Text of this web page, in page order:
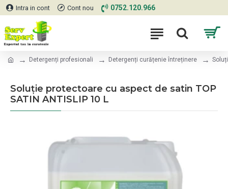
Intra in cont Cont nou 0752.120.966
Detergenți profesionali Detergenți curățenie întreținere
Soluție protectoare cu aspect de satin TOP
SATIN ANTISLIP 10 L